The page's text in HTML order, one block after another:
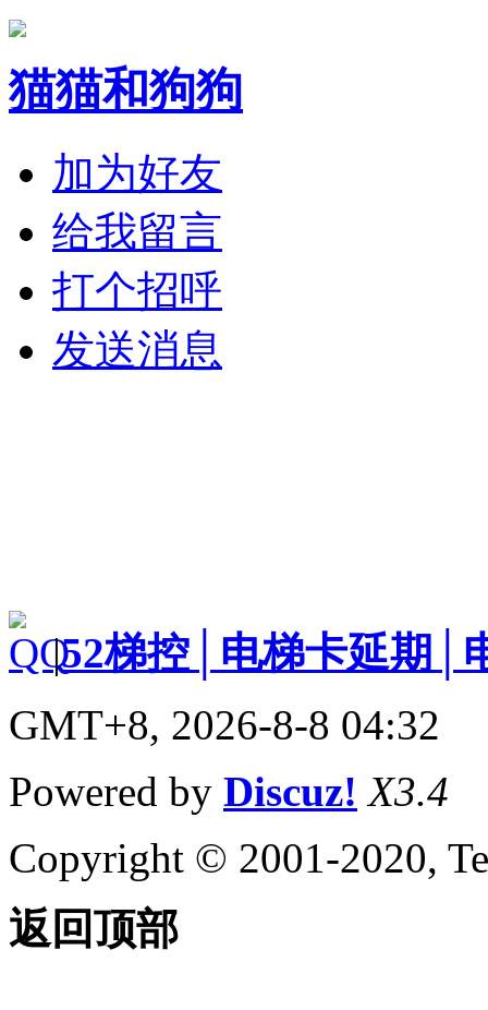
猫猫和狗狗
加为好友
给我留言
打个招呼
发送消息
|52梯控│电梯卡延期│
GMT+8, 2026-8-8 04:32
Powered by Discuz! X3.4
Copyright © 2001-2020,
返回顶部